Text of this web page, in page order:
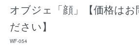
オブジェ「顔」【価格はお
ださい】
WF-054